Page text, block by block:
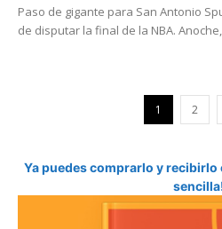
Paso de gigante para San Antonio
de disputar la final de la NBA.
1 2
Ya puedes comprarlo y recibirlo